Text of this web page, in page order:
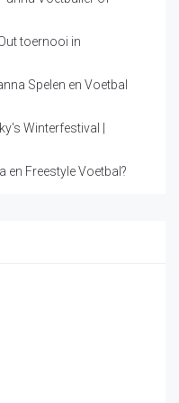
toernooi in
Spelen en Voetbal
Winterfestival |
en Freestyle Voetbal?